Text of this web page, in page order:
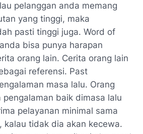
pelanggan anda memang
yang tinggi, maka
pasti tinggi juga. Word of
bisa punya harapan
orang lain. Cerita orang lain
referensi. Past
masa lalu. Orang
baik dimasa lalu
pelayanan minimal sama
kalau tidak dia akan kecewa.